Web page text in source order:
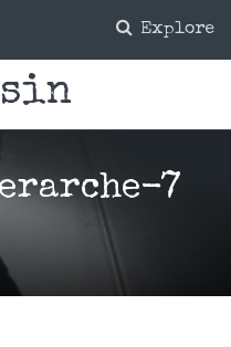
Explore
7